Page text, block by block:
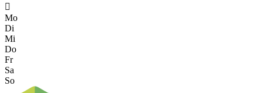

Mo
Di
Mi
Do
Fr
Sa
So